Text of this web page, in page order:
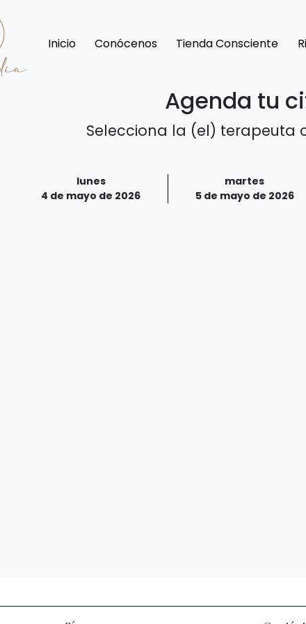
Inicio Conócenos Tienda Consciente
Agenda tu
Selecciona la (el) terapeuta
lunes
4 de mayo de 2026
martes
5 de mayo de 2026